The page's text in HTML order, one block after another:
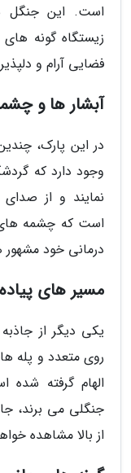
است. این جنگل
زیستگاه گونه
فضایی آرام و
آبشار ها و
در این پارک،
وجود دارد که
نمایند و از
است که چشمه
درمانی خود
مسیر های
یکی دیگر از
روی متعدد و پله
الهام گرفته شده
جنگلی می برند،
از بالا مشاهده